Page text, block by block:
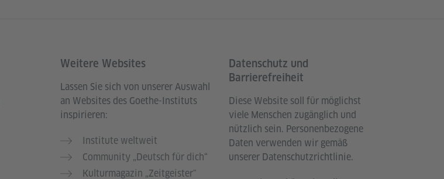
Weitere Websites
Lassen Sie sich von unserer Auswahl
an Websites des Goethe-Instituts
inspirieren:
Institute weltweit
Community „Deutsch für dich“
Kulturmagazin „Zeitgeister"
Datenschutz und
Barrierefreiheit
Diese Website soll für möglichst
viele Menschen zugänglich und
nützlich sein. Personenbezogene
Daten verwenden wir gemäß
unserer Datenschutzrichtlinie.